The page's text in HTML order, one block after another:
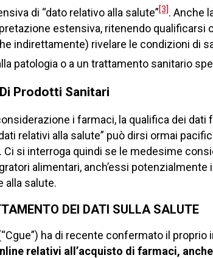
di “dato relativo alla salute”[3]. Anche
estensiva, ritenendo qualificarsi
indirettamente) rivelare le condizioni di
patologia o a un trattamento sanitario
Prodotti Sanitari
i farmaci, la qualifica dei dati
relativi alla salute” può dirsi ormai
si interroga quindi se le medesime
alimentari, anch’essi potenzialmente
alla salute.
DEI DATI SULLA SALUTE
ha di recente confermato il proprio
relativi all’acquisto di farmaci,